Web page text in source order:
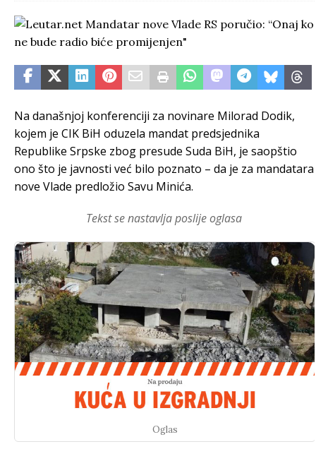
Na današnjoj konferenciji za novinare Milorad Dodik,
kojem je CIK BiH oduzela mandat predsjednika
Republike Srpske zbog presude Suda BiH, je saopštio
ono što je javnosti već bilo poznato – da je za mandatara
nove Vlade predložio Savu Minića.
Tekst se nastavlja poslije oglasa
Oglas